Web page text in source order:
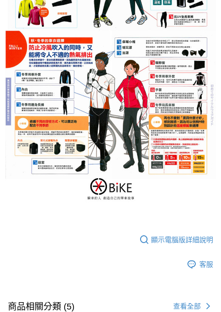
顯示電腦版詳細說明
客服
商品相關分類 (5) 查看全部